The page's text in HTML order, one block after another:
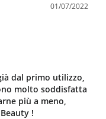
01/07/2022
dal primo utilizzo,
molto soddisfatta
più a meno,
!